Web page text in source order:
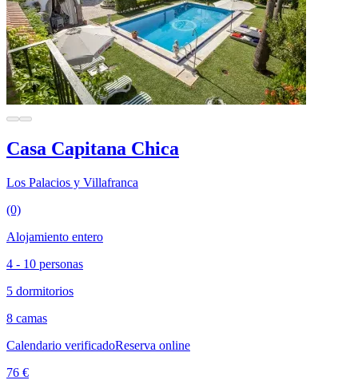
Casa Capitana Chica
Los Palacios y Villafranca
(0)
Alojamiento entero
4 - 10 personas
5 dormitorios
8 camas
Calendario verificadoReserva online
76 €